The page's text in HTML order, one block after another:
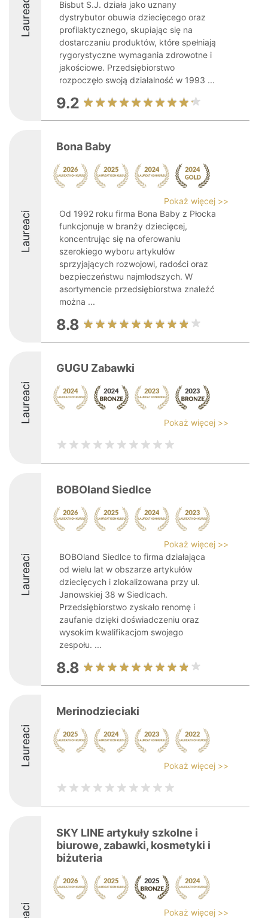
Laureaci
Bisbut S.J. działa jako uznany
dystrybutor obuwia dziecięcego oraz
profilaktycznego, skupiając się na
dostarczaniu produktów, które spełniają
rygorystyczne wymagania zdrowotne i
jakościowe. Przedsiębiorstwo
rozpoczęło swoją działalność w 1993 ...
9.2
Laureaci
Bona Baby
Pokaż więcej >>
Od 1992 roku firma Bona Baby z Płocka
funkcjonuje w branży dziecięcej,
koncentrując się na oferowaniu
szerokiego wyboru artykułów
sprzyjających rozwojowi, radości oraz
bezpieczeństwu najmłodszych. W
asortymencie przedsiębiorstwa znaleźć
można ...
8.8
Laureaci
GUGU Zabawki
Pokaż więcej >>
Laureaci
BOBOland Siedlce
Pokaż więcej >>
BOBOland Siedlce to firma działająca
od wielu lat w obszarze artykułów
dziecięcych i zlokalizowana przy ul.
Janowskiej 38 w Siedlcach.
Przedsiębiorstwo zyskało renomę i
zaufanie dzięki doświadczeniu oraz
wysokim kwalifikacjom swojego
zespołu. ...
8.8
Laureaci
Merinodzieciaki
Pokaż więcej >>
SKY LINE artykuły szkolne i
biurowe, zabawki, kosmetyki i
biżuteria
Pokaż więcej >>